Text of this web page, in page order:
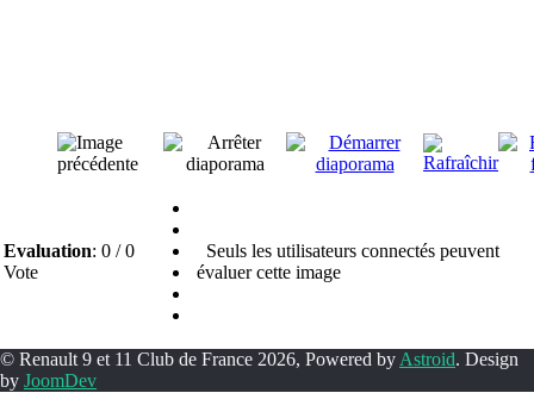
Evaluation: 0 / 0
Vote
Seuls les utilisateurs connectés peuvent
évaluer cette image
© Renault 9 et 11 Club de France 2026, Powered by Astroid. Design
by JoomDev